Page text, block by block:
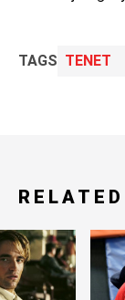
TAGS TENET